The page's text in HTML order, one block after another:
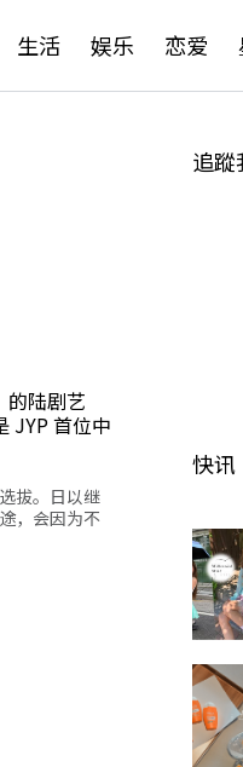
生活 娱乐 恋爱
的陆剧艺
JYP 首位中
拔。日以继
，会因为不
追蹤
快讯